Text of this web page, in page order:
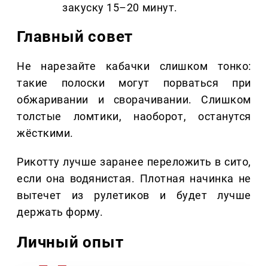
закуску 15–20 минут.
Главный совет
Не нарезайте кабачки слишком тонко:
такие полоски могут порваться при
обжаривании и сворачивании. Слишком
толстые ломтики, наоборот, останутся
жёсткими.
Рикотту лучше заранее переложить в сито,
если она водянистая. Плотная начинка не
вытечет из рулетиков и будет лучше
держать форму.
Личный опыт